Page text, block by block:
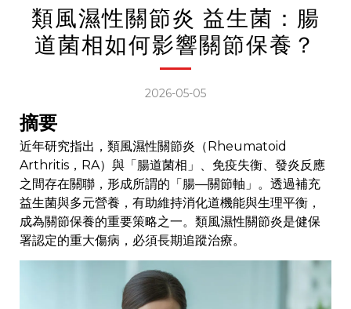
類風濕性關節炎 益生菌：腸
道菌相如何影響關節保養？
2026-05-05
摘要
近年研究指出，類風濕性關節炎（Rheumatoid
Arthritis，RA）與「腸道菌相」、免疫失衡、發炎反應
之間存在關聯，形成所謂的「腸—關節軸」。透過補充
益生菌與多元營養，有助維持消化道機能與生理平衡，
成為關節保養的重要策略之一。類風濕性關節炎是健保
署認定的重大傷病，必須長期追蹤治療。